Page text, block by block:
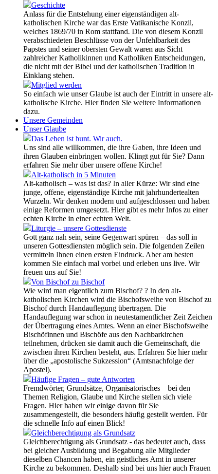
Geschichte
Anlass für die Entstehung einer eigenständigen alt-
katholischen Kirche war das Erste Vatikanische Konzil,
welches 1869/70 in Rom stattfand. Die von diesem Konzil
verabschiedeten Beschlüsse von der Unfehlbarkeit des
Papstes und seiner obersten Gewalt waren aus Sicht
zahlreicher Katholikinnen und Katholiken Entscheidungen,
die nicht mit der Bibel und der katholischen Tradition in
Einklang stehen.
Mitglied werden
So einfach wie unser Glaube ist auch der Eintritt in unsere alt-
katholische Kirche. Hier finden Sie weitere Informationen
dazu.
Unsere Gemeinden
Unser Glaube
Das Leben ist bunt. Wir auch.
Uns sind alle willkommen, die ihre Gaben, ihre Ideen und
ihren Glauben einbringen wollen. Klingt gut für Sie? Dann
erfahren Sie mehr über unsere offene Kirche!
Alt-katholisch in 5 Minuten
Alt-katholisch – was ist das? In aller Kürze: Wir sind eine
junge, offene, eigenständige Kirche mit jahrhundertealten
Wurzeln. Wir denken modern und aufgeschlossen und haben
einige Reformen umgesetzt. Hier gibt es mehr Infos zu einer
echten Kirche in einer echten Welt.
Liturgie – unsere Gottesdienste
Gott ganz nah sein, seine Gegenwart spüren – das soll in
unseren Gottesdiensten möglich sein. Die folgenden Zeilen
vermitteln Ihnen einen ersten Eindruck. Aber am besten
kommen Sie einfach mal vorbei und erleben uns live. Wir
freuen uns auf Sie!
Von Bischof zu Bischof
Wie wird man eigentlich zum Bischof? ? In den alt-
katholischen Kirchen wird die Bischofsweihe von Bischof zu
Bischof durch Handauflegung übertragen. Die
Handauflegung war schon in neutestamentlicher Zeit Zeichen
der Übertragung eines Amtes. Wenn an einer Bischofsweihe
Bischöfinnen und Bischöfe aus den Nachbarkirchen
teilnehmen, drücken sie damit auch die Gemeinschaft, die
zwischen ihren Kirchen besteht, aus. Erfahren Sie hier mehr
über die „apostolische Sukzession“ (Amtsnachfolge der
Apostel).
Häufige Fragen – gute Antworten
Fremdwörter, Grundsätze, Organisatorisches – bei den
Themen Religion, Glaube und Kirche stellen sich viele
Fragen. Hier haben wir einige davon für Sie
zusammengestellt, die besonders häufig gestellt werden. Für
die schnelle Info auf einen Blick!
Gleichberechtigung als Grundsatz
Gleichberechtigung als Grundsatz - das bedeutet auch, dass
bei gleicher Ausbildung und Begabung alle Mitglieder
dieselben Chancen haben, ein geistliches Amt in unserer
Kirche zu bekommen. Deshalb sind bei uns hier auch Frauen